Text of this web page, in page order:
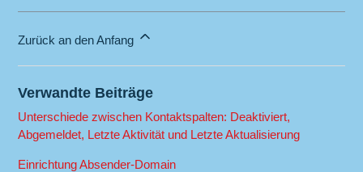
Zurück an den Anfang
Verwandte Beiträge
Unterschiede zwischen Kontaktspalten: Deaktiviert,
Abgemeldet, Letzte Aktivität und Letzte Aktualisierung
Einrichtung Absender-Domain